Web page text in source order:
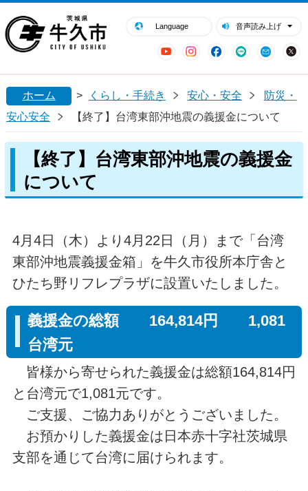
Language 音声読み上げ
YouTubeInstagram
Facebook
LINE Mail
閉じる
ホーム > くらし・手続き 安心・安全
防災・
安心安全
【終了】台湾東部沖地震の義援金について
【終了】台湾東部沖地震の義援金
について
4月4日（木）より4月22日（月）まで「台湾
東部沖地震義援金箱」を牛久市役所本庁舎と
ひたち野リフレプラザに設置いたしました。
義援金の総額 164,814円 1,081
台湾元
皆様から寄せられた義援金は総額164,814円
と台湾元で1,081元です。
ご支援、ご協力ありがとうございました。
お預かりした義援金は日本赤十字社茨城県
支部を通じて台湾に届けられます。